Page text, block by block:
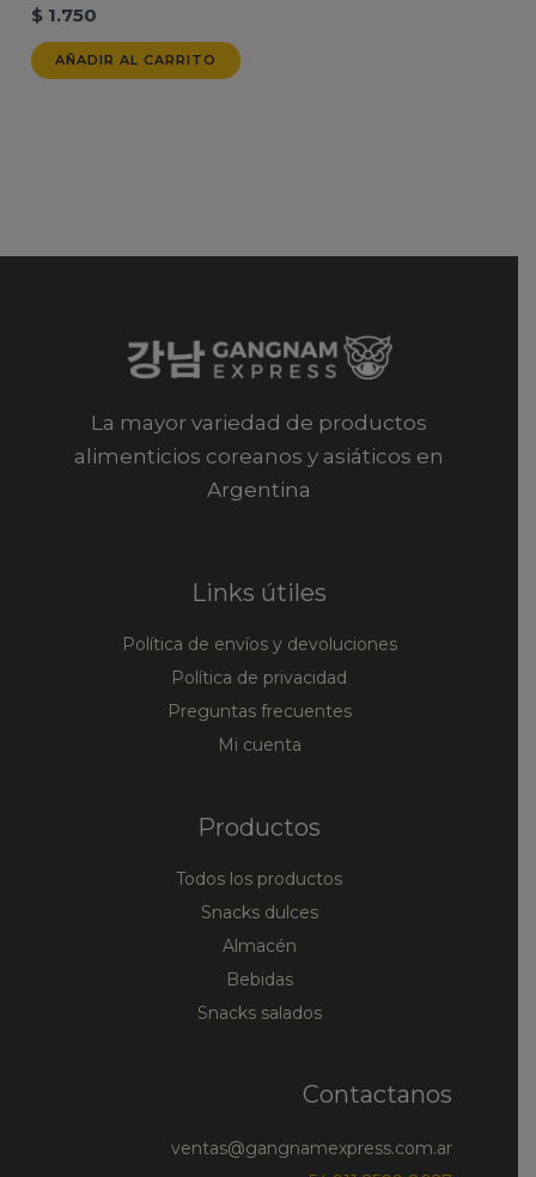
$ 1.750
AÑADIR AL CARRITO
La mayor variedad de productos
alimenticios coreanos y asiáticos en
Argentina
Links útiles
Política de envíos y devoluciones
Política de privacidad
Preguntas frecuentes
Mi cuenta
Productos
Todos los productos
Snacks dulces
Almacén
Bebidas
Snacks salados
Contactanos
ventas@gangnamexpress.com.ar